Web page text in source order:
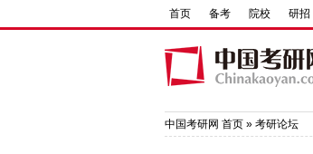
首页 备考 院校 研招
中国考研网 首页 » 考研论坛